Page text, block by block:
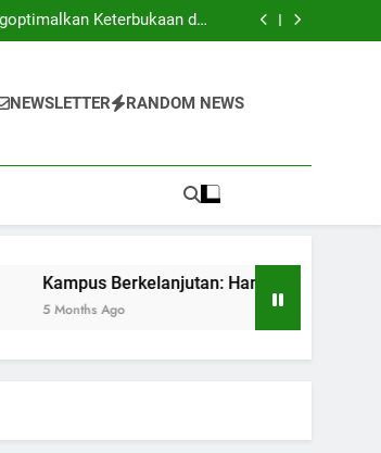
Keterbukaan dan
Keamanan Informasi
untuk Sustainability
Keterbukaan dan
Keamanan Informasi
untuk Sustainability
NEWSLETTER RANDOM NEWS
Hambatan dan Kesempatan